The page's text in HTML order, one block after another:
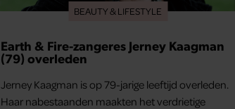
BEAUTY & LIFESTYLE
Earth & Fire-zangeres Jerney Kaagman
(79) overleden
Jerney Kaagman is op 79-jarige leeftijd overleden.
Haar nabestaanden maakten het verdrietige